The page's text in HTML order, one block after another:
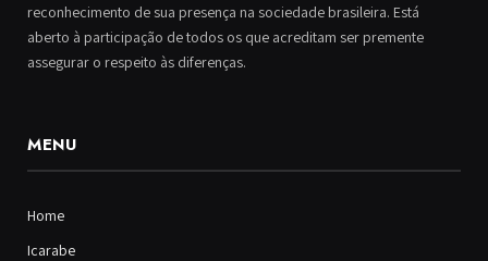
reconhecimento de sua presença na sociedade brasileira. Está
aberto à participação de todos os que acreditam ser premente
assegurar o respeito às diferenças.
MENU
Home
Icarabe